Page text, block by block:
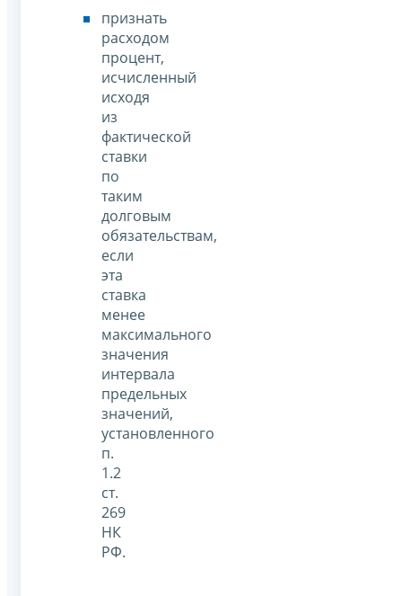
признать
расходом
процент,
исчисленный
исходя
из
фактической
ставки
по
таким
долговым
обязательствам,
если
эта
ставка
менее
максимального
значения
интервала
предельных
значений,
установленного
п.
1.2
ст.
269
НК
РФ.